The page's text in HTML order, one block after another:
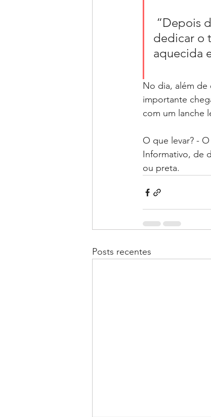
dedicar o
aquecida
No dia, além de
importante
com um lanche
O que levar? -
Informativo, de
ou preta.
Posts recentes